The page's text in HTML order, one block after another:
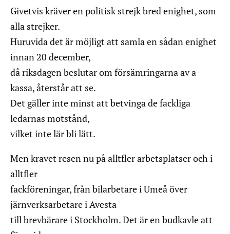
Givetvis kräver en politisk strejk bred enighet, som
alla strejker.
Huruvida det är möjligt att samla en sådan enighet
innan 20 december,
då riksdagen beslutar om försämringarna av a-
kassa, återstår att se.
Det gäller inte minst att betvinga de fackliga
ledarnas motstånd,
vilket inte lär bli lätt.
Men kravet resen nu på alltfler arbetsplatser och i
alltfler
fackföreningar, från bilarbetare i Umeå över
järnverksarbetare i Avesta
till brevbärare i Stockholm. Det är en budkavle att